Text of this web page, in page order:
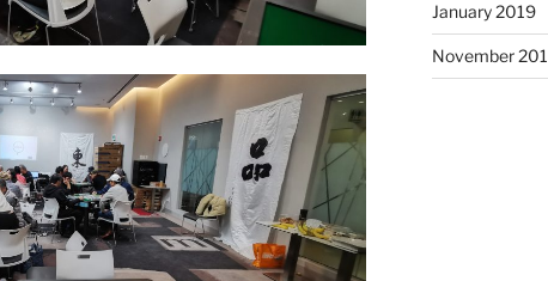
January 2019
November